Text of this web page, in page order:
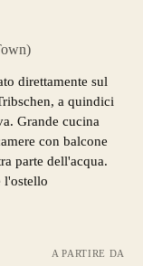
direttamente sul
a quindici
Grande cucina
con balcone
parte dell'acqua.
l'ostello
A PARTIRE DA